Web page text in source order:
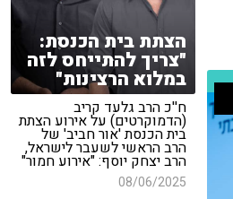
הצתת בית הכנסת:
"צריך להתייחס לזה
במלוא הרצינות"
ח''כ הרב גלעד קריב
(הדמוקרטים) על אירוע הצתת
בית הכנסת 'אור חביב' של
הרב הראשי לשעבר לישראל,
הרב יצחק יוסף: "אירוע חמור"
08/06/2025